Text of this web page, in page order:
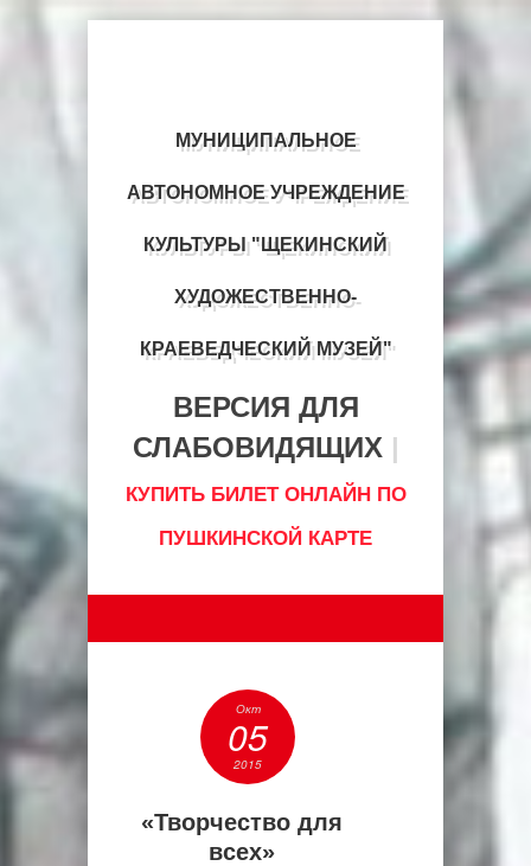
МУНИЦИПАЛЬНОЕ
АВТОНОМНОЕ УЧРЕЖДЕНИЕ
КУЛЬТУРЫ "ЩЕКИНСКИЙ
ХУДОЖЕСТВЕННО-
КРАЕВЕДЧЕСКИЙ МУЗЕЙ"
ВЕРСИЯ ДЛЯ
СЛАБОВИДЯЩИХ |
КУПИТЬ БИЛЕТ ОНЛАЙН ПО
ПУШКИНСКОЙ КАРТЕ
Окт
05
2015
«Творчество для
всех»